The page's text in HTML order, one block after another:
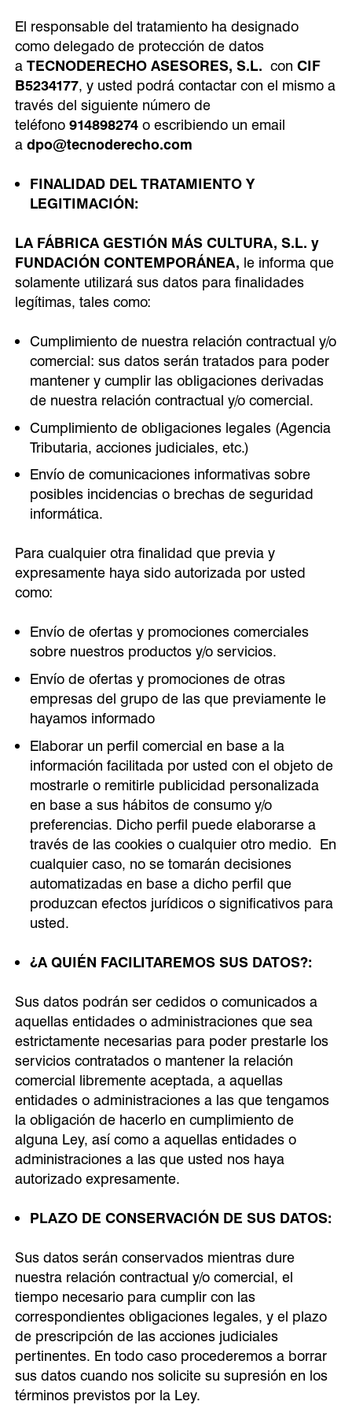
El responsable del tratamiento ha designado
como delegado de protección de datos
aTECNODERECHO ASESORES, S.L. conCIF
B5234177, y usted podrá contactar con el mismo a
través del siguiente número de
teléfono914898274 o escribiendo un email
adpo@tecnoderecho.com
FINALIDAD DEL TRATAMIENTO Y
LEGITIMACIÓN:
LA FÁBRICA GESTIÓN MÁS CULTURA, S.L. y
FUNDACIÓN CONTEMPORÁNEA, le informa que
solamente utilizará sus datos para finalidades
legítimas, tales como:
Cumplimiento de nuestra relación contractual y/o
comercial: sus datos serán tratados para poder
mantener y cumplir las obligaciones derivadas
de nuestra relación contractual y/o comercial.
Cumplimiento de obligaciones legales (Agencia
Tributaria, acciones judiciales, etc.)
Envío de comunicaciones informativas sobre
posibles incidencias o brechas de seguridad
informática.
Para cualquier otra finalidad que previa y
expresamente haya sido autorizada por usted
como:
Envío de ofertas y promociones comerciales
sobre nuestros productos y/o servicios.
Envío de ofertas y promociones de otras
empresas del grupo de las que previamente le
hayamos informado
Elaborar un perfil comercial en base a la
información facilitada por usted con el objeto de
mostrarle o remitirle publicidad personalizada
en base a sus hábitos de consumo y/o
preferencias. Dicho perfil puede elaborarse a
través de las cookies o cualquier otro medio.
En
cualquier caso, no se tomarán decisiones
automatizadas en base a dicho perfil que
produzcan efectos jurídicos o significativos para
usted.
¿A QUIÉN FACILITAREMOS SUS DATOS?:
Sus datos podrán ser cedidos o comunicados a
aquellas entidades o administraciones que sea
estrictamente necesarias para poder prestarle los
servicios contratados o mantener la relación
comercial libremente aceptada, a aquellas
entidades o administraciones a las que tengamos
la obligación de hacerlo en cumplimiento de
alguna Ley, así como a aquellas entidades o
administraciones a las que usted nos haya
autorizado expresamente.
PLAZO DE CONSERVACIÓN DE SUS DATOS:
Sus datos serán conservados mientras dure
nuestra relación contractual y/o comercial, el
tiempo necesario para cumplir con las
correspondientes obligaciones legales, y el plazo
de prescripción de las acciones judiciales
pertinentes. En todo caso procederemos a borrar
sus datos cuando nos solicite su supresión en los
términos previstos por la Ley.